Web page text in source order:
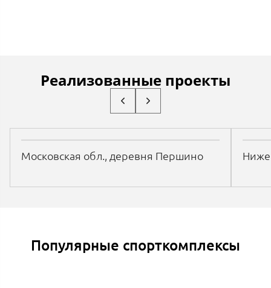
Реализованные проекты
Московская обл., деревня Першино
Популярные спорткомплексы